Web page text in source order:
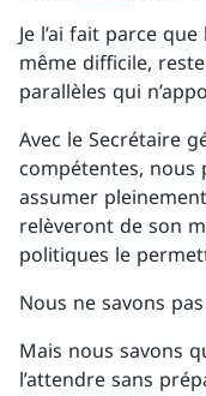
Je l’ai fait parce
même difficile,
parallèles qui
Avec le Secrétaire
compétentes, nous
assumer
relèveront de son
politiques le
Nous ne savons
Mais nous savons
l’attendre sans